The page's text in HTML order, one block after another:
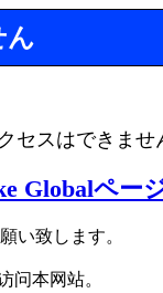
ん
セスはできませ
Globalペー
い致します。
问本网站。